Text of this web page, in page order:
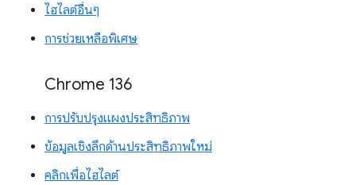
ไฮไลต์อื่นๆ
การช่วยเหลือพิเศษ
Chrome 136
การปรับปรุงแผงประสิทธิภาพ
ข้อมูลเชิงลึกด้านประสิทธิภาพใหม่
คลิกเพื่อไฮไลต์